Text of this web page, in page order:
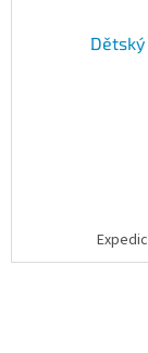
Dětský